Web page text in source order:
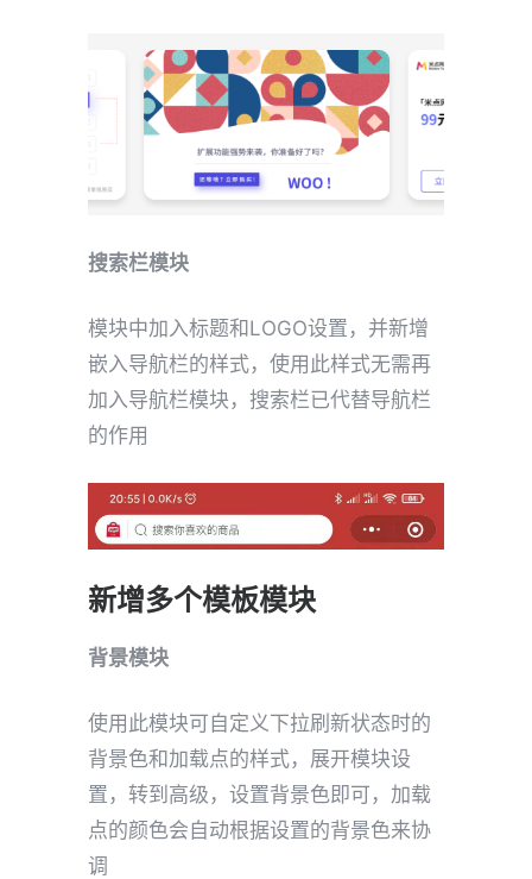
搜索栏模块
模块中加入标题和LOGO设置，并新增
嵌入导航栏的样式，使用此样式无需再
加入导航栏模块，搜索栏已代替导航栏
的作用
新增多个模板模块
背景模块
使用此模块可自定义下拉刷新状态时的
背景色和加载点的样式，展开模块设
置，转到高级，设置背景色即可，加载
点的颜色会自动根据设置的背景色来协
调